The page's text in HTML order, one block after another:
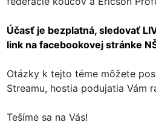
Účasť je bezplatná, sledovať
link na facebookovej stránke
Otázky k tejto téme môžete
Streamu, hostia podujatia Vám
Tešíme sa na Vás!